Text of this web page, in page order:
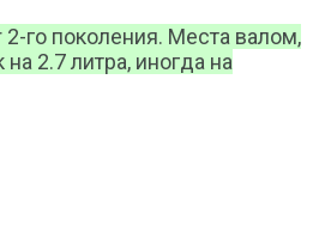
го поколения. Места валом,
2.7 литра, иногда на